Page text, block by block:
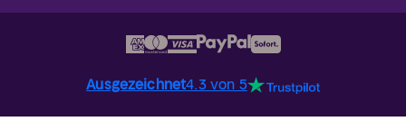
Ausgezeichnet4.3 von 5